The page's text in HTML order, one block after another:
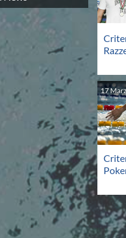
Maschile
Femminile
Maschile
2003-2017
Channel
17